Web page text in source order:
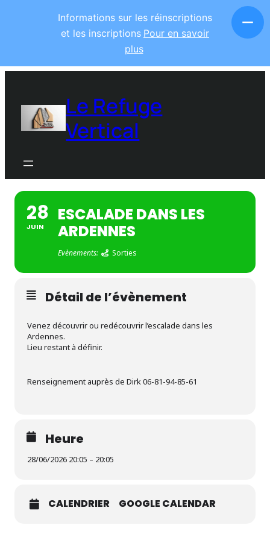
Le Refuge
Vertical
28
JUIN
ESCALADE DANS LES
ARDENNES
Evènements: Sorties
Détail de l’évènement
Venez découvrir ou redécouvrir l’escalade dans les
Ardennes.
Lieu restant à définir.
Renseignement auprès de Dirk 06-81-94-85-61
Heure
28/06/2026 20:05 – 20:05
CALENDRIER GOOGLE CALENDAR
Informations sur les réinscriptions
et les inscriptions Pour en savoir
plus